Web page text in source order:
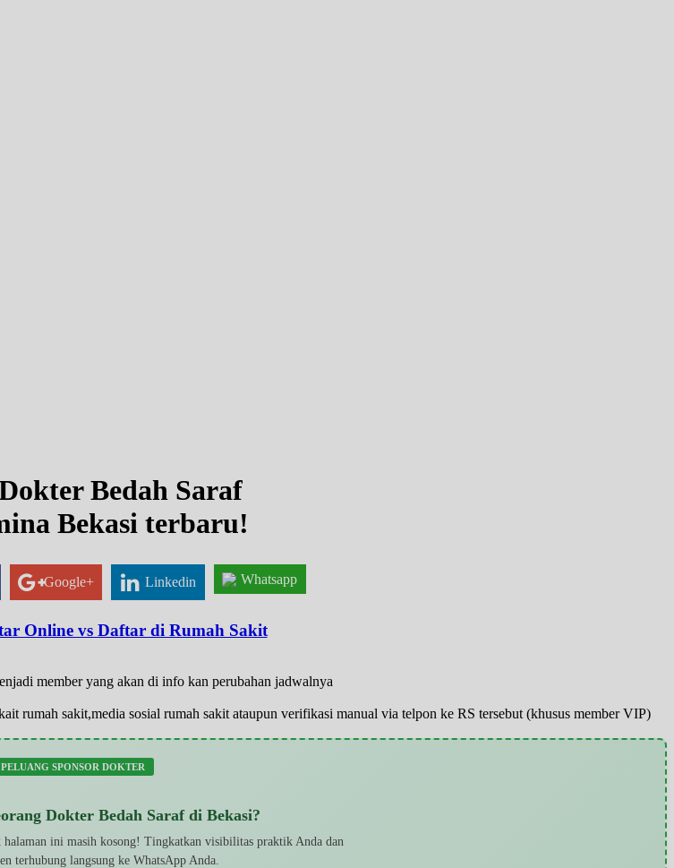
Bedah Saraf
Bekasi terbaru!
Google+ Linkedin Whatsapp
Online vs Daftar di Rumah Sakit
member yang akan di info kan perubahan jadwalnya
rumah sakit,media sosial rumah sakit ataupun verifikasi manual via telpon ke RS tersebut (khusus member VIP)
PELUANG SPONSOR DOKTER
Dokter Bedah Saraf di Bekasi?
ini masih kosong! Tingkatkan visibilitas praktik Anda dan
terhubung langsung ke WhatsApp Anda.